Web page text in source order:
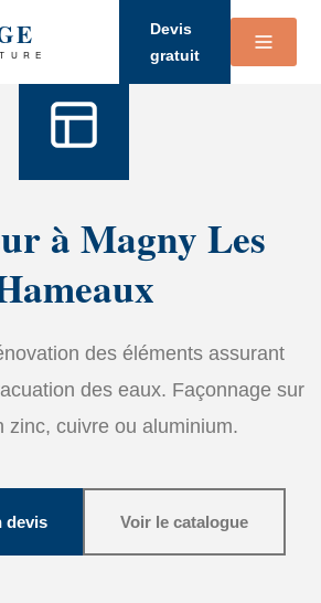
Devis
gratuit
à Magny Les
des éléments assurant
des eaux. Façonnage sur
zinc, cuivre ou aluminium.
devis Voir le catalogue